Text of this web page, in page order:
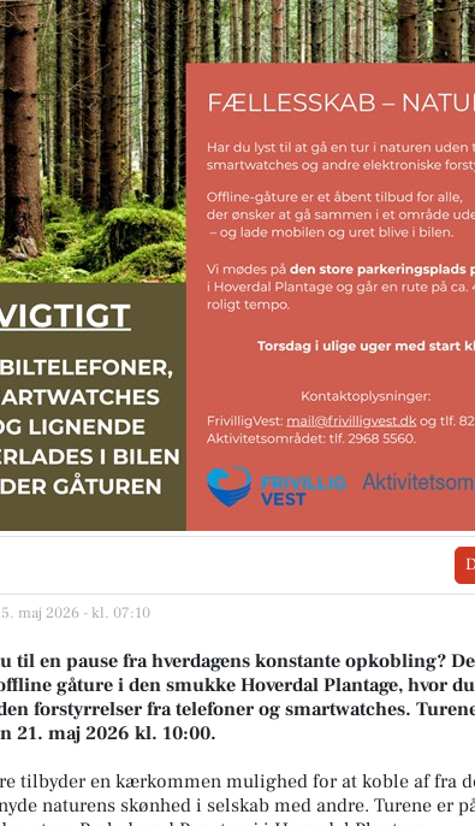
maj 2026 - kl. 07:10
til en pause fra hverdagens konstante opkobling?
gåture i den smukke Hoverdal Plantage, hvor
forstyrrelser fra telefoner og smartwatches.
21. maj 2026 kl. 10:00.
tilbyder en kærkommen mulighed for at koble af fra
naturens skønhed i selskab med andre. Turene er